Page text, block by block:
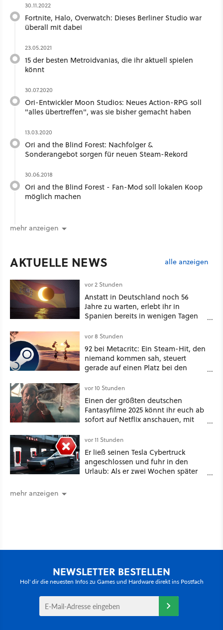
30.11.2022
Fortnite, Halo, Overwatch: Dieses Berliner Studio war
überall mit dabei
23.05.2021
15 der besten Metroidvanias, die ihr aktuell spielen
könnt
30.07.2020
Ori-Entwickler Moon Studios: Neues Action-RPG soll
"alles übertreffen", was sie bisher gemacht haben
13.03.2020
Ori and the Blind Forest: Nachfolger &
Sonderangebot sorgen für neuen Steam-Rekord
30.06.2018
Ori and the Blind Forest - Fan-Mod soll lokalen Koop
möglich machen
mehr anzeigen
AKTUELLE NEWS alle anzeigen
vor 2 Stunden
Anstatt in Deutschland noch 56
Jahre zu warten, erlebt ihr in
Spanien bereits in wenigen Tagen
vor 8 Stunden
92 bei Metacritc: Ein Steam-Hit, den
niemand kommen sah, steuert
gerade auf einen Platz bei den
vor 10 Stunden
Einen der größten deutschen
Fantasyfilme 2025 könnt ihr euch ab
sofort auf Netflix anschauen, mit
vor 11 Stunden
Er ließ seinen Tesla Cybertruck
angeschlossen und fuhr in den
Urlaub: Als er zwei Wochen später
mehr anzeigen
NEWSLETTER BESTELLEN
Hol' dir die neuesten Infos zu Games und Hardware direkt ins Postfach